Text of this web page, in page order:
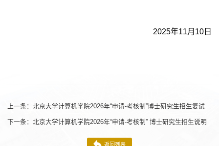
2025年11月 10 日
上一条： 北京大学计算机学院2026年“申请-考核制”博士研究生招生复试工作安排
下一条： 北京大学计算机学院2026年“申请-考核制” 博士研究生招生说明
返回列表